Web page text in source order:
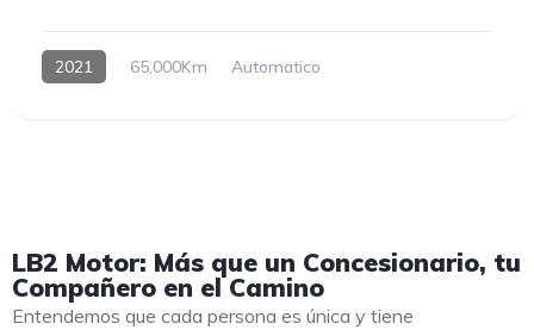
2021 65,000Km
Automatico
LB2 Motor: Más que un Concesionario, tu
Compañero en el Camino
Entendemos que cada persona es única y tiene